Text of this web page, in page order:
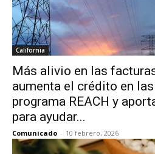
California
Más alivio en las
aumenta el crédito en
programa REACH y
para ayudar...
Comunicado - 10 febrero, 2026